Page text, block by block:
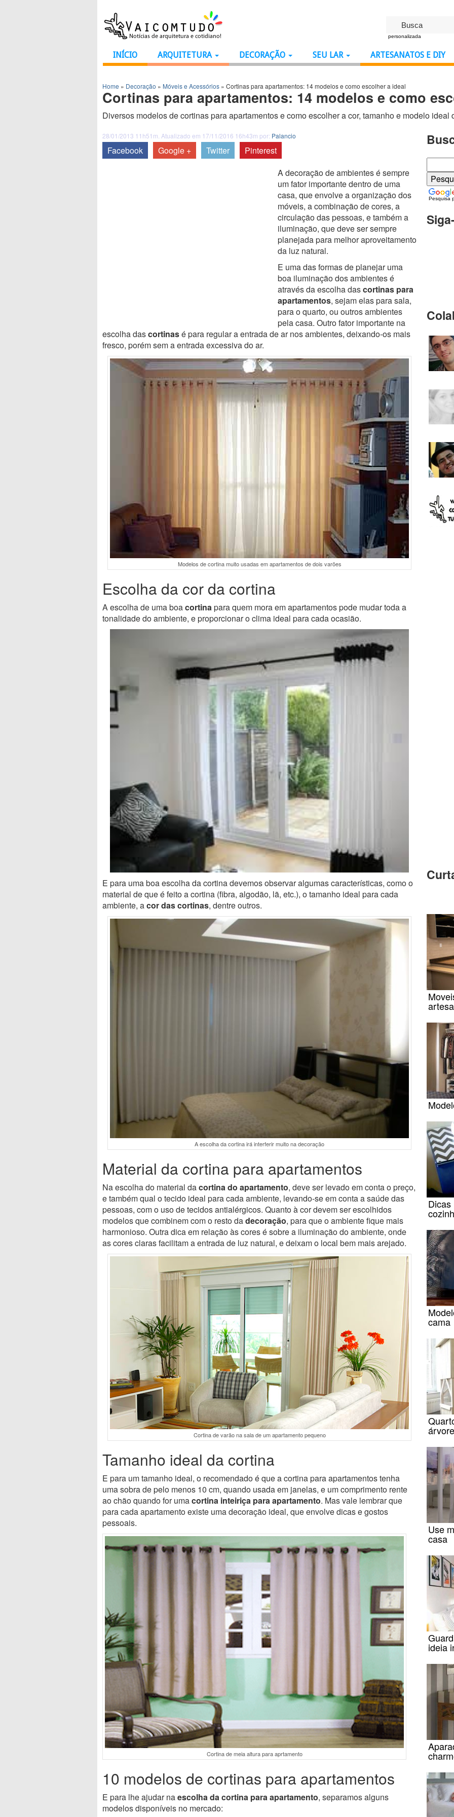
personalizada
INÍCIO ARQUITETURA DECORAÇÃO SEU LAR ARTESANATOS E DIY
Home » Decoração » Móveis e Acessórios » Cortinas para apartamentos: 14 modelos e como escolher a ideal
Cortinas para apartamentos: 14 modelos e como
Diversos modelos de cortinas para apartamentos e como escolher a cor, tamanho e modelo ideal
28/01/2013 11h51m. Atualizado em 17/11/2016 16h43m por: Palancio
Facebook Google + Twitter
Pinterest
A decoração de ambientes é sempre
um fator importante dentro de uma
casa, que envolve a organização dos
móveis, a combinação de cores, a
circulação das pessoas, e também a
iluminação, que deve ser sempre
planejada para melhor aproveitamento
da luz natural.
E uma das formas de planejar uma
boa iluminação dos ambientes é
através da escolha dascortinas para
apartamentos, sejam elas para sala,
para o quarto, ou outros ambientes
pela casa. Outro fator importante na
escolha dascortinasé para regular a entrada de ar nos ambientes, deixando-os mais
fresco, porém sem a entrada excessiva do ar.
Modelos de cortina muito usadas em apartamentos de dois varões
Escolha da cor da cortina
A escolha de uma boacortinapara quem mora em apartamentos pode mudar toda a
tonalidade do ambiente, e proporcionar o clima ideal para cada ocasião.
E para uma boa escolha da cortina devemos observar algumas características, como o
material de que é feito a cortina (fibra, algodão, lã, etc.), o tamanho ideal para cada
ambiente, acor das cortinas, dentre outros.
A escolha da cortina irá interferir muito na decoração
Material da cortina para apartamentos
Na escolha do material dacortina do apartamento, deve ser levado em conta o preço,
e também qual o tecido ideal para cada ambiente, levando-se em conta a saúde das
pessoas, com o uso de tecidos antialérgicos. Quanto à cor devem ser escolhidos
modelos que combinem com o resto dadecoração, para que o ambiente fique mais
harmonioso. Outra dica em relação às cores é sobre a iluminação do ambiente, onde
as cores claras facilitam a entrada de luz natural, e deixam o local bem mais arejado.
Cortina de varão na sala de um apartamento pequeno
Tamanho ideal da cortina
E para um tamanho ideal, o recomendado é que a cortina para apartamentos tenha
uma sobra de pelo menos 10 cm, quando usada em janelas, e um comprimento rente
ao chão quando for umacortina inteiriça para apartamento. Mas vale lembrar que
para cada apartamento existe uma decoração ideal, que envolve dicas e gostos
pessoais.
Cortina de meia altura para aprtamento
10 modelos de cortinas para apartamentos
E para lhe ajudar naescolha da cortina para apartamento, separamos alguns
modelos disponíveis no mercado:
Pesquisa
cama
árvore
Use
casa
ideia